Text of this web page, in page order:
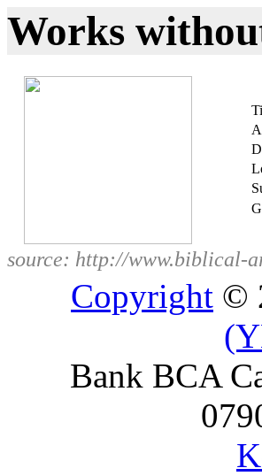
Works
source: http://www.biblical-
Copyright ©
Bank BCA